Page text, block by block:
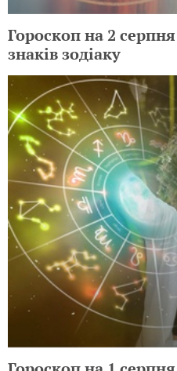
Гороскоп на 2
знаків зодіаку